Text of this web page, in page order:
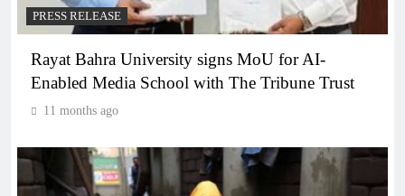
PRESS RELEASE
Rayat Bahra University signs MoU for AI-
Enabled Media School with The Tribune Trust
11 months ago